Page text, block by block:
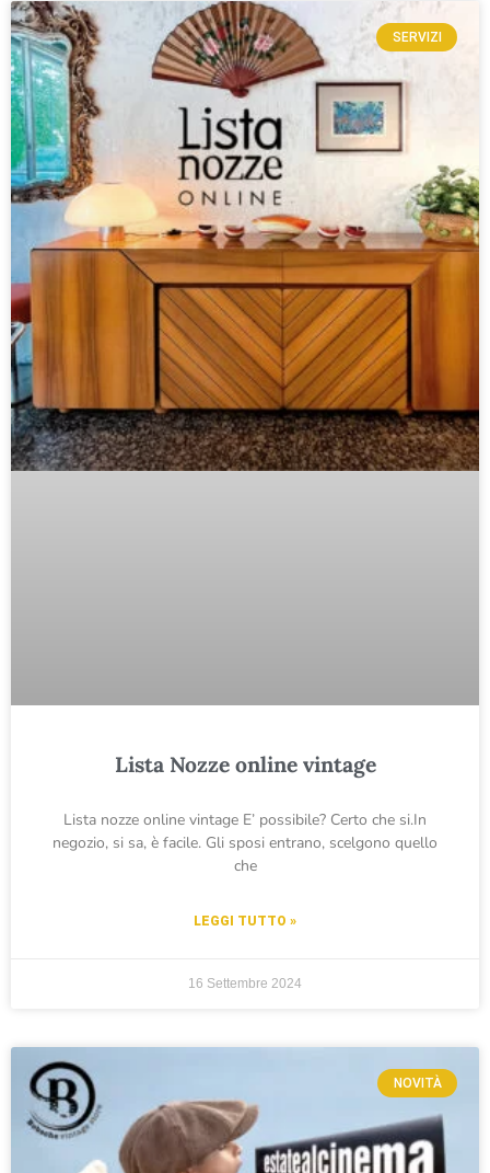
SERVIZI
Lista Nozze online vintage
Lista nozze online vintage E’ possibile? Certo che si.In
negozio, si sa, è facile. Gli sposi entrano, scelgono quello
che
LEGGI TUTTO »
16 Settembre 2024
NOVITÀ